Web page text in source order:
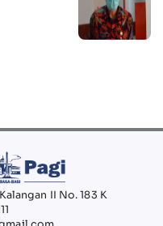
II No. 183 K